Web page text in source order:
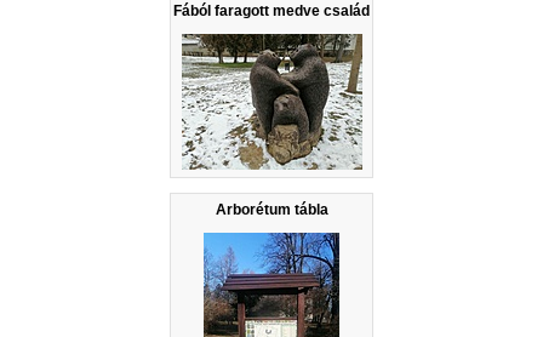
Fából faragott medve család
Arborétum tábla